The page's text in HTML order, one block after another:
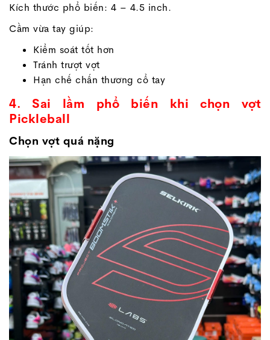
Kích thước phổ biến: 4 – 4.5 inch.
Cầm vừa tay giúp:
Kiểm soát tốt hơn
Tránh trượt vợt
Hạn chế chấn thương cổ tay
4. Sai lầm phổ biến khi chọn vợt
Pickleball
Chọn vợt quá nặng